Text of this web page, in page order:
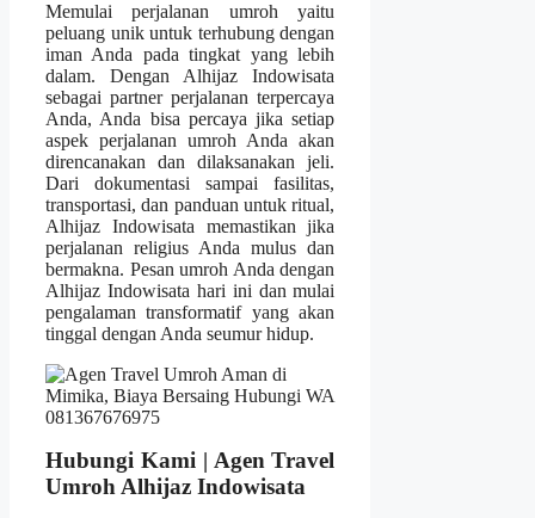
Memulai perjalanan umroh yaitu
peluang unik untuk terhubung dengan
iman Anda pada tingkat yang lebih
dalam. Dengan Alhijaz Indowisata
sebagai partner perjalanan terpercaya
Anda, Anda bisa percaya jika setiap
aspek perjalanan umroh Anda akan
direncanakan dan dilaksanakan jeli.
Dari dokumentasi sampai fasilitas,
transportasi, dan panduan untuk ritual,
Alhijaz Indowisata memastikan jika
perjalanan religius Anda mulus dan
bermakna. Pesan umroh Anda dengan
Alhijaz Indowisata hari ini dan mulai
pengalaman transformatif yang akan
tinggal dengan Anda seumur hidup.
Hubungi Kami | Agen Travel
Umroh Alhijaz Indowisata